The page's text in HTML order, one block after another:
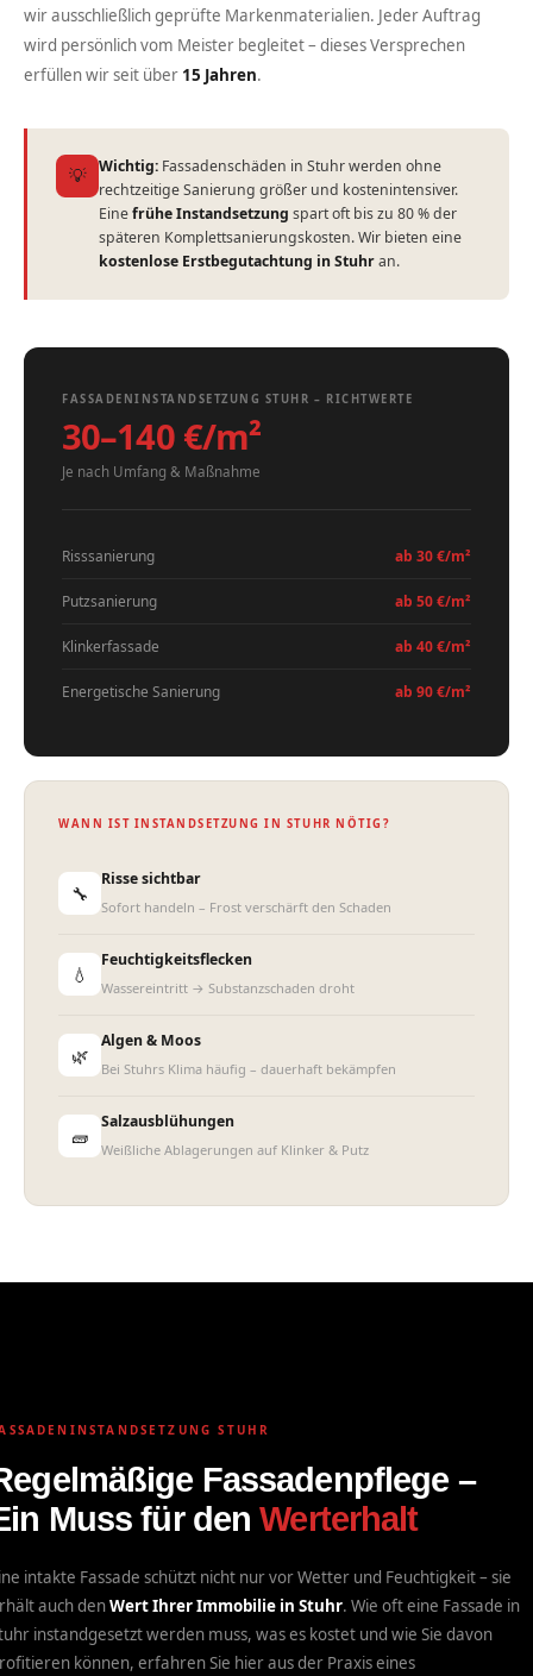
wir ausschließlich geprüfte Markenmaterialien. Jeder Auftrag
wird persönlich vom Meister begleitet – dieses Versprechen
erfüllen wir seit über 15 Jahren.
💡 Wichtig: Fassadenschäden in Stuhr werden ohne
rechtzeitige Sanierung größer und kostenintensiver.
Einefrühe Instandsetzung spart oft bis zu 80 % der
späteren Komplettsanierungskosten. Wir bieten eine
kostenlose Erstbegutachtung in Stuhran.
FASSADENINSTANDSETZUNG STUHR – RICHTWERTE
30–140 €/m²
Je nach Umfang & Maßnahme
Risssanierung ab 30 €/m²
Putzsanierung ab 50 €/m²
Klinkerfassade ab 40 €/m²
Energetische Sanierung ab 90 €/m²
WANN IST INSTANDSETZUNG IN STUHR NÖTIG?
🔧
Risse sichtbar
Sofort handeln – Frost verschärft den Schaden
💧
Feuchtigkeitsflecken
Wassereintritt → Substanzschaden droht
🌿
Algen & Moos
Bei Stuhrs Klima häufig – dauerhaft bekämpfen
🧱
Salzausblühungen
Weißliche Ablagerungen auf Klinker & Putz
Stuhr
STUHR
Fassadenpflege –
Muss für denWerterhalt
intakte Fassade schützt nicht nur vor Wetter und Feuchtigkeit – sie
auch denWert Ihrer Immobilie in Stuhr. Wie oft eine Fassade in
instandgesetzt werden muss, was es kostet und wie Sie davon
können, erfahren Sie hier aus der Praxis eines